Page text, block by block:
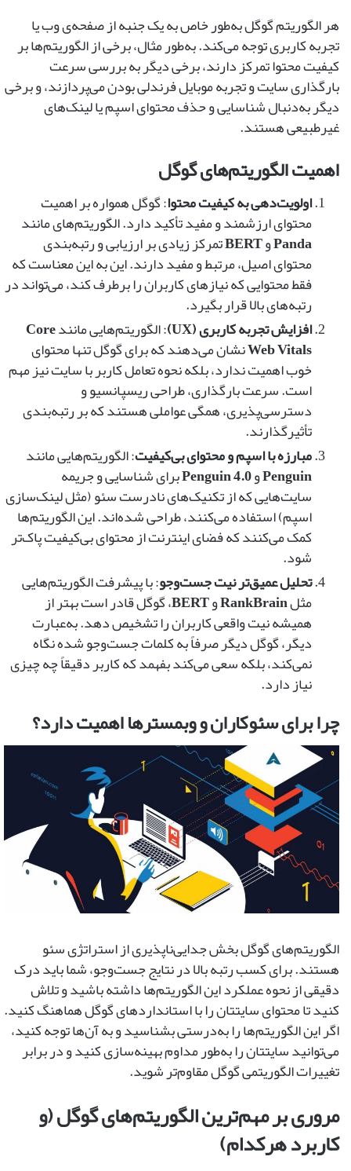
هر الگوریتم گوگل به‌طور خاص به یک جنبه از صفحه‌ی وب یا
تجربه کاربری توجه می‌کند. به‌طور مثال، برخی از الگوریتم‌ها بر
کیفیت محتوا تمرکز دارند، برخی دیگر به بررسی سرعت
بارگذاری سایت و تجربه موبایل فرندلی بودن می‌پردازند، و برخی
دیگر به‌دنبال شناسایی و حذف محتوای اسپم یا لینک‌های
غیرطبیعی هستند.
اهمیت الگوریتم‌های گوگل
اولویت‌دهی به کیفیت محتوا: گوگل همواره بر اهمیت
محتوای ارزشمند و مفید تأکید دارد. الگوریتم‌های مانند
PandaوBERTتمرکز زیادی بر ارزیابی و رتبه‌بندی
محتوای اصیل، مرتبط و مفید دارند. این به این معناست که
فقط محتوایی که نیازهای کاربران را برطرف کند، می‌تواند در
رتبه‌های بالا قرار بگیرد.
افزایش تجربه کاربری (UX)
: الگوریتم‌هایی مانندCore
Web Vitalsنشان می‌دهند که برای گوگل تنها محتوای
خوب اهمیت ندارد، بلکه نحوه تعامل کاربر با سایت نیز مهم
است. سرعت بارگذاری، طراحی ریسپانسیو و
دسترسی‌پذیری، همگی عواملی هستند که بر رتبه‌بندی
تأثیرگذارند.
مبارزه با اسپم و محتوای بی‌کیفیت: الگوریتم‌هایی مانند
PenguinوPenguin 4.0برای شناسایی و جریمه
سایت‌هایی که از تکنیک‌های نادرست سئو (مثل لینک‌سازی
اسپم) استفاده می‌کنند، طراحی شده‌اند. این الگوریتم‌ها
کمک می‌کنند که فضای اینترنت از محتوای بی‌کیفیت پاک‌تر
شود.
تحلیل عمیق‌تر نیت جست‌وجو: با پیشرفت الگوریتم‌هایی
مثلRankBrainوBERT، گوگل قادر است بهتر از
همیشه نیت واقعی کاربران را تشخیص دهد. به‌عبارت
دیگر، گوگل دیگر صرفاً به کلمات جست‌وجو شده نگاه
نمی‌کند، بلکه سعی می‌کند بفهمد که کاربر دقیقاً چه چیزی
نیاز دارد.
چرا برای سئوکاران و وبمسترها اهمیت دارد؟
الگوریتم‌های گوگل بخش جدایی‌ناپذیری از استراتژی سئو
هستند. برای کسب رتبه بالا در نتایج جست‌وجو، شما باید درک
دقیقی از نحوه عملکرد این الگوریتم‌ها داشته باشید و تلاش
کنید تا محتوای سایتتان را با استانداردهای گوگل هماهنگ کنید.
اگر این الگوریتم‌ها را به‌درستی بشناسید و به آن‌ها توجه کنید،
می‌توانید سایتتان را به‌طور مداوم بهینه‌سازی کنید و در برابر
تغییرات الگوریتمی گوگل مقاوم‌تر شوید.
مروری بر مهم‌ترین الگوریتم‌های گوگل (و
کاربرد هرکدام)